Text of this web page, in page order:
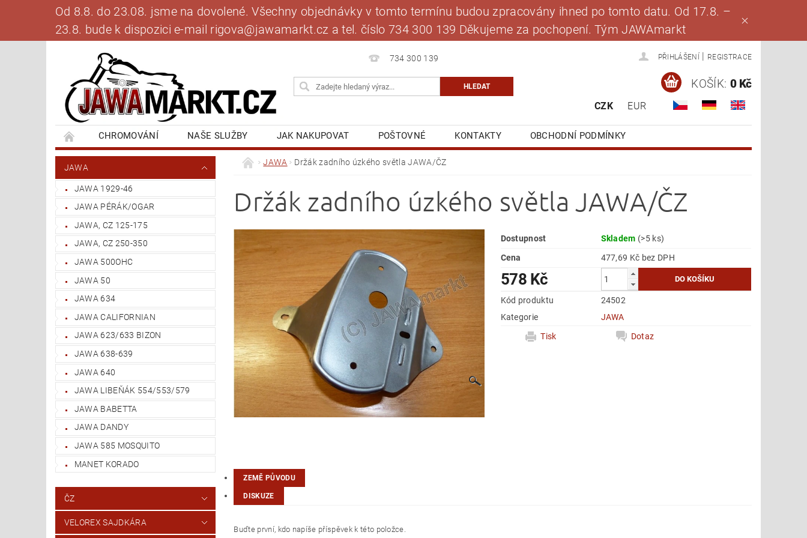
Od 8.8. do 23.08. jsme na dovolené. Všechny objednávky v tomto termínu budou zpracovány ihned po tomto datu. Od 17.8. –
23.8. bude k dispozici e-mail rigova@jawamarkt.cz a tel. číslo 734 300 139 Děkujeme za pochopení. Tým JAWAmarkt
734 300 139 PŘIHLÁŠENÍ REGISTRACE
CZK EUR
KOŠÍK: 0 Kč
CHROMOVÁNÍ NAŠE SLUŽBY JAK NAKUPOVAT POŠTOVNÉ KONTAKTY
OBCHODNÍ PODMÍNKY
BANKOVNÍ SPOJENÍ
NAPIŠTE NÁM BLOG MOJE OBJEDNÁVKA
JAWA
JAWA 1929-46
JAWA PÉRÁK/OGAR
JAWA, CZ 125-175
JAWA, CZ 250-350
JAWA 500OHC
JAWA 50
JAWA 634
JAWA CALIFORNIAN
JAWA 623/633 BIZON
JAWA 638-639
JAWA 640
JAWA LIBEŇÁK 554/553/579
JAWA BABETTA
JAWA DANDY
JAWA 585 MOSQUITO
MANET KORADO
ČZ
VELOREX SAJDKÁRA
JAWA Držák zadního úzkého světla JAWA/ČZ
Držák zadního úzkého světla JAWA/ČZ
Dostupnost Skladem (>5 ks)
Cena
477,69 Kč bez DPH
578 Kč
Kód produktu
24502
Kategorie
JAWA
Tisk
Dotaz
ZEMĚ PŮVODU
DISKUZE
Buďte první, kdo napíše příspěvek k této položce.